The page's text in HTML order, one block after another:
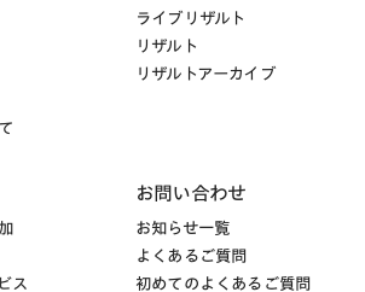
ライブリザルト
リザルト
リザルトアーカイブ
ス
お問い合わせ
お知らせ一覧
よくあるご質問
初めてのよくあるご質問